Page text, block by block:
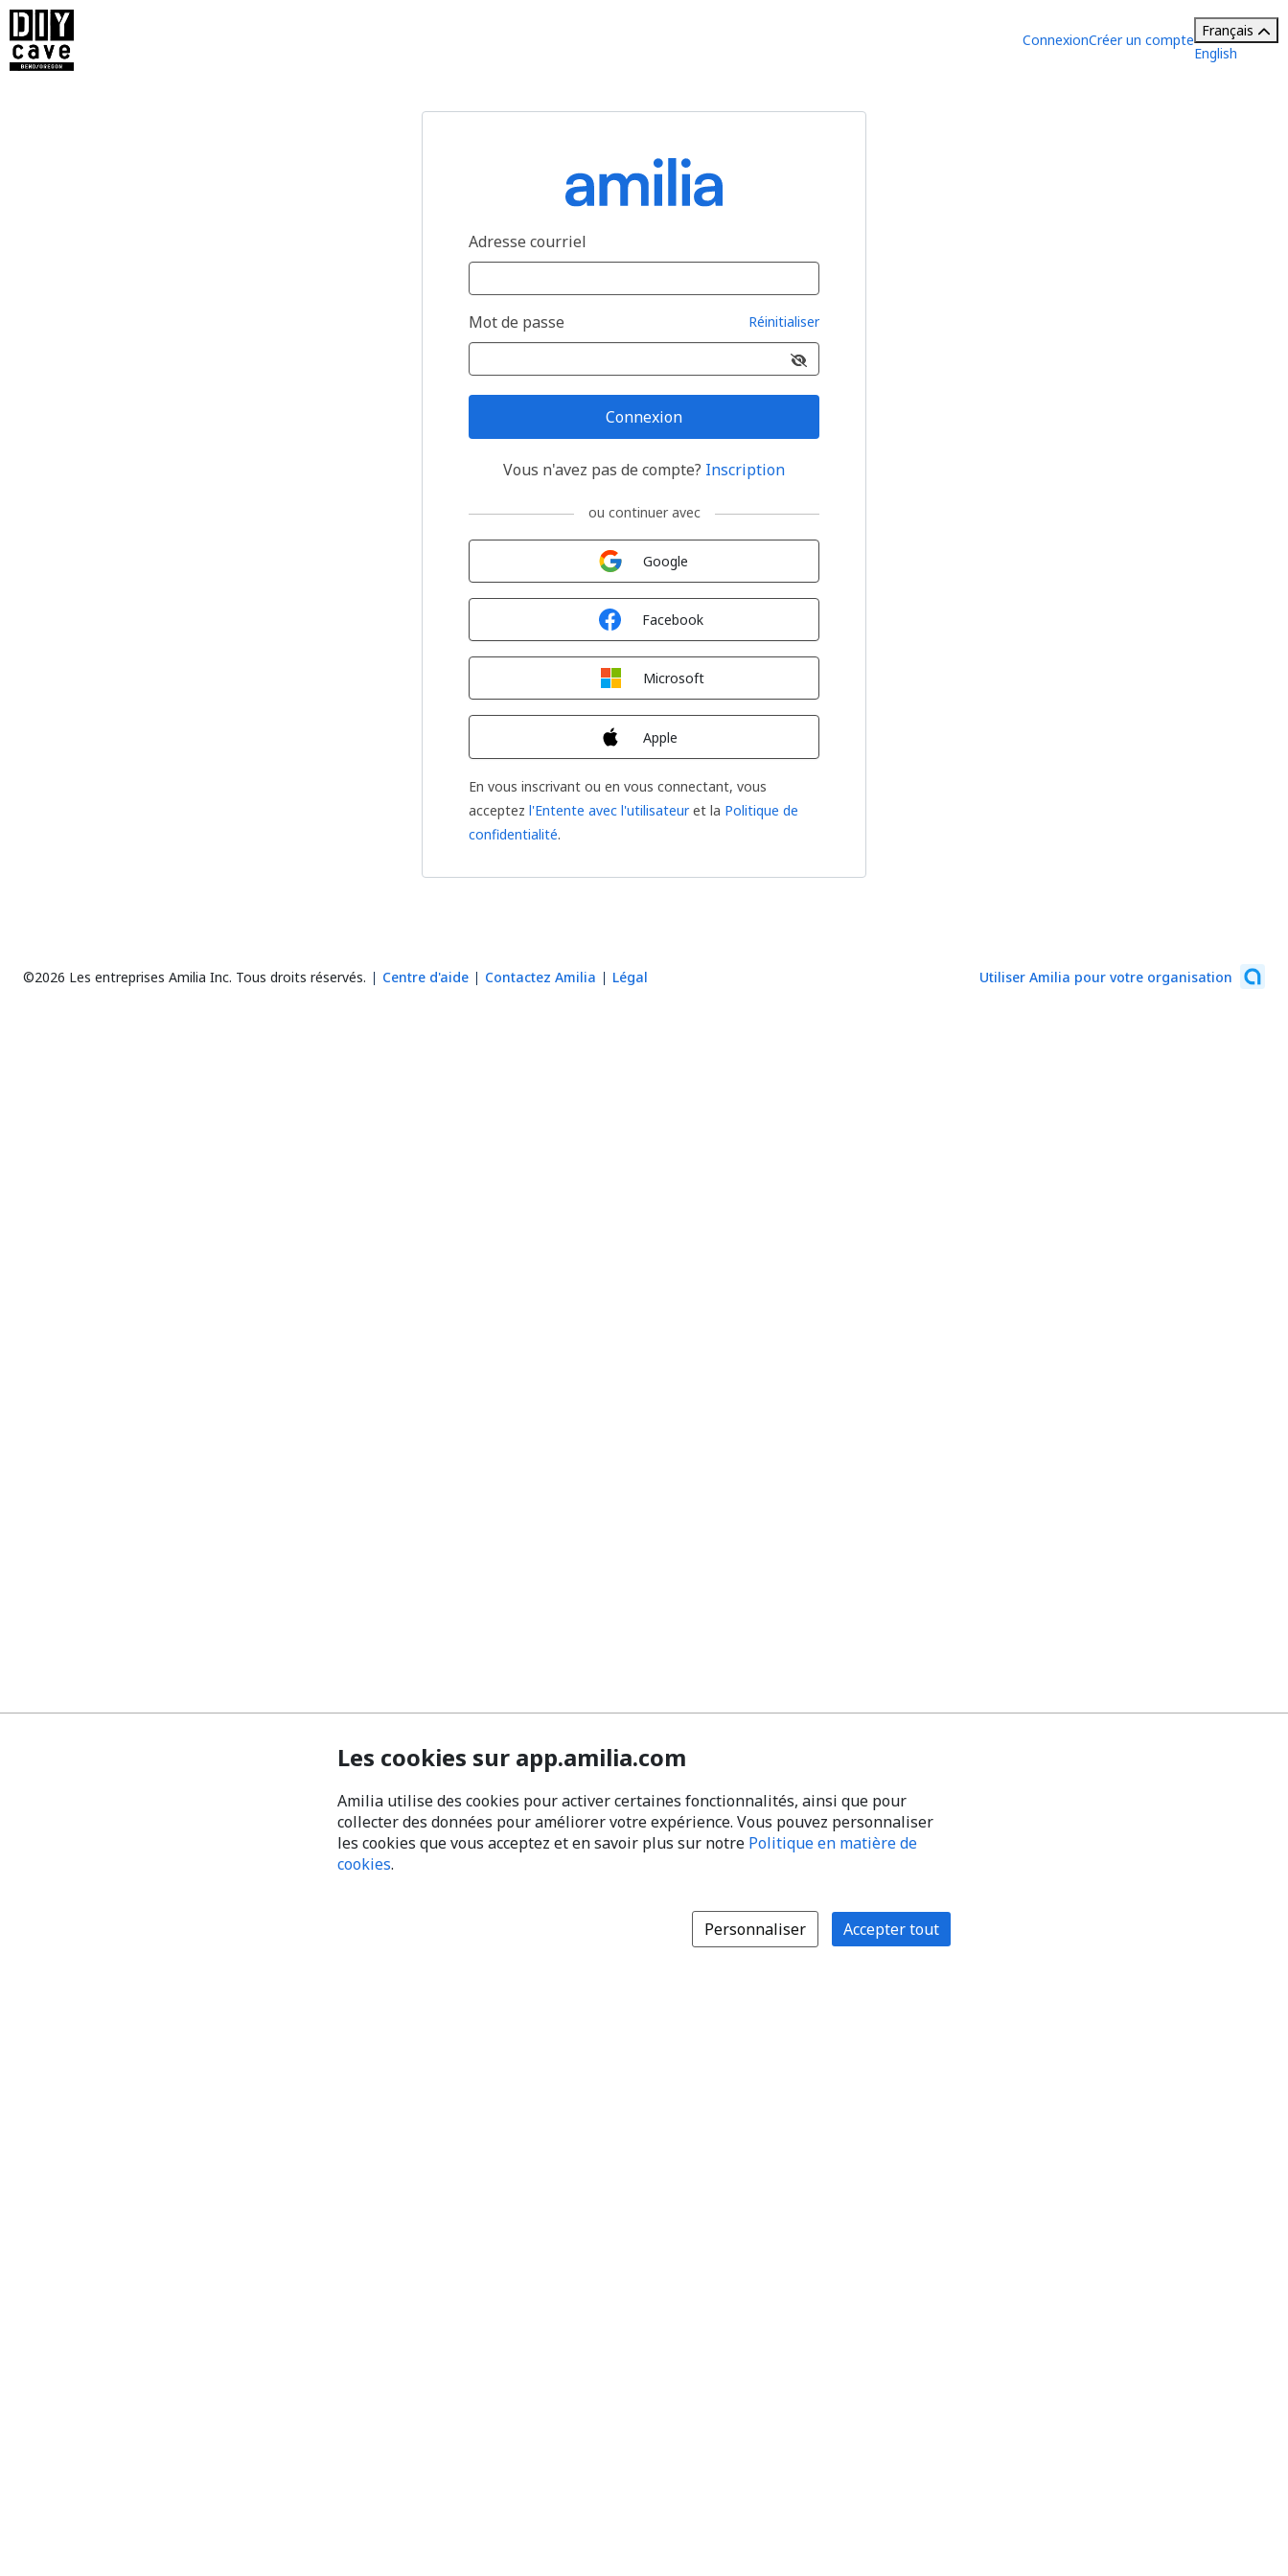
ConnexionCréer un compte
Français
English
Adresse courriel
Mot de passe Réinitialiser
Connexion
Vous n'avez pas de compte? Inscription
ou continuer avec
Google
Facebook
Microsoft
Apple
En vous inscrivant ou en vous connectant, vous
acceptez l'Entente avec l'utilisateuret la Politique de
confidentialité.
©2026 Les entreprises Amilia Inc. Tous droits réservés. Centre d'aide Contactez Amilia Légal Utiliser Amilia pour votre organisation
Les cookies sur app.amilia.com
Amilia utilise des cookies pour activer certaines fonctionnalités, ainsi que pour
collecter des données pour améliorer votre expérience. Vous pouvez personnaliser
les cookies que vous acceptez et en savoir plus sur notre Politique en matière de
cookies.
Personnaliser Accepter tout